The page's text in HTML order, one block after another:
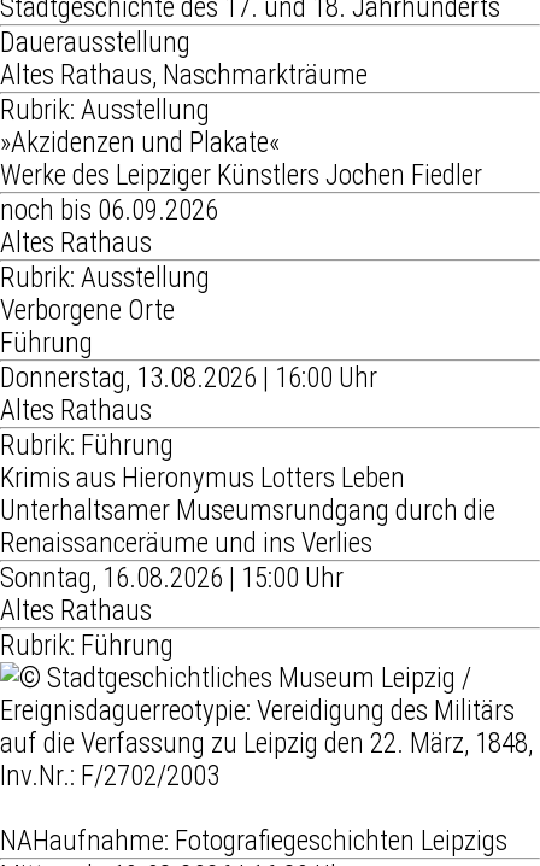
Stadtgeschichte des 17. und 18. Jahrhunderts
Dauerausstellung
Altes Rathaus, Naschmarkträume
Rubrik: Ausstellung
»Akzidenzen und Plakate«
Werke des Leipziger Künstlers Jochen Fiedler
noch bis 06.09.2026
Altes Rathaus
Rubrik: Ausstellung
Verborgene Orte
Führung
Donnerstag, 13.08.2026 | 16:00 Uhr
Altes Rathaus
Rubrik: Führung
Krimis aus Hieronymus Lotters Leben
Unterhaltsamer Museumsrundgang durch die
Renaissanceräume und ins Verlies
Sonntag, 16.08.2026 | 15:00 Uhr
Altes Rathaus
Rubrik: Führung
NAHaufnahme: Fotografiegeschichten Leipzigs